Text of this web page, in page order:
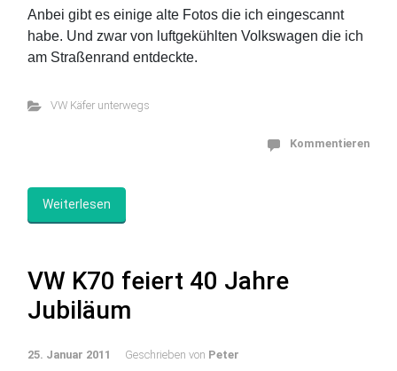
Anbei gibt es einige alte Fotos die ich eingescannt
habe. Und zwar von luftgekühlten Volkswagen die ich
am Straßenrand entdeckte.
VW Käfer unterwegs
Kommentieren
Weiterlesen
VW K70 feiert 40 Jahre
Jubiläum
25. Januar 2011 Geschrieben von Peter